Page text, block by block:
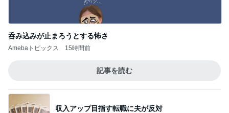
呑み込みが止まろうとする怖さ
Amebaトピックス 15時間前
記事を読む
収入アップ目指す転職に夫が反対